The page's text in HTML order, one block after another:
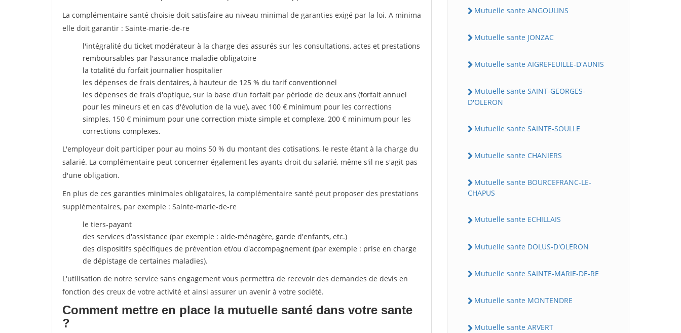
La complémentaire santé choisie doit satisfaire au niveau minimal de garanties exigé par la loi. A minima
elle doit garantir : Sainte-marie-de-re
l'intégralité du ticket modérateur à la charge des assurés sur les consultations, actes et prestations
remboursables par l'assurance maladie obligatoire
la totalité du forfait journalier hospitalier
les dépenses de frais dentaires, à hauteur de 125 % du tarif conventionnel
les dépenses de frais d'optique, sur la base d'un forfait par période de deux ans (forfait annuel
pour les mineurs et en cas d'évolution de la vue), avec 100 € minimum pour les corrections
simples, 150 € minimum pour une correction mixte simple et complexe, 200 € minimum pour les
corrections complexes.
L'employeur doit participer pour au moins 50 % du montant des cotisations, le reste étant à la charge du
salarié. La complémentaire peut concerner également les ayants droit du salarié, même s'il ne s'agit pas
d'une obligation.
En plus de ces garanties minimales obligatoires, la complémentaire santé peut proposer des prestations
supplémentaires, par exemple : Sainte-marie-de-re
le tiers-payant
des services d'assistance (par exemple : aide-ménagère, garde d'enfants, etc.)
des dispositifs spécifiques de prévention et/ou d'accompagnement (par exemple : prise en charge
de dépistage de certaines maladies).
L'utilisation de notre service sans engagement vous permettra de recevoir des demandes de devis en
fonction des creux de votre activité et ainsi assurer un avenir à votre société.
Comment mettre en place la mutuelle santé dans votre sante
?
Mutuelle sante ANGOULINS
Mutuelle sante JONZAC
Mutuelle sante AIGREFEUILLE-D'AUNIS
Mutuelle sante SAINT-GEORGES-
D'OLERON
Mutuelle sante SAINTE-SOULLE
Mutuelle sante CHANIERS
Mutuelle sante BOURCEFRANC-LE-
CHAPUS
Mutuelle sante ECHILLAIS
Mutuelle sante DOLUS-D'OLERON
Mutuelle sante SAINTE-MARIE-DE-RE
Mutuelle sante MONTENDRE
Mutuelle sante ARVERT